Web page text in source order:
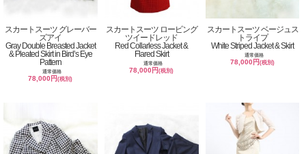
スカートスーツ グレーバー
ズアイ
Gray Double Breasted Jacket
& Pleated Skirt in Bird’s Eye
Pattern
通常価格
78,000円(税別)
スカートスーツ ロービング
ツイードレッド
Red Collarless Jacket &
Flared Skirt
通常価格
78,000円(税別)
スカートスーツ ベージュス
トライプ
White Striped Jacket & Skirt
通常価格
78,000円(税別)